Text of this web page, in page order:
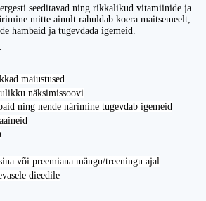
seeditavad ning rikkalikud vitamiinide ja
mitte ainult rahuldab koera maitsemeelt,
hambaid ja tugevdada igemeid.
maiustused
näksimissoovi
ning nende närimine tugevdab igemeid
või preemiana mängu/treeningu ajal
dieedile